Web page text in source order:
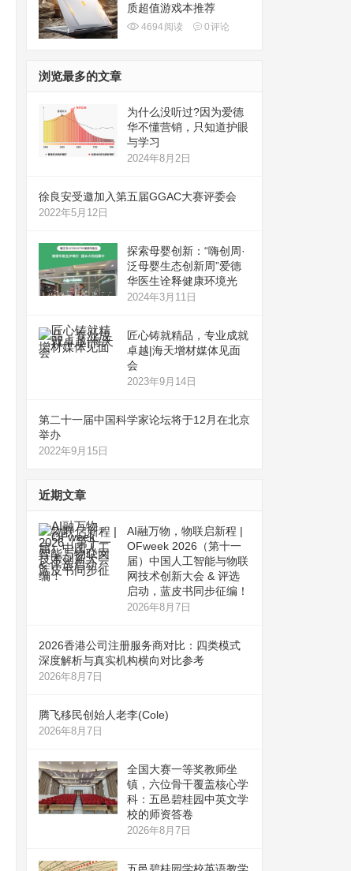
质超值游戏本推荐
4694 阅读 0评论
浏览最多的文章
为什么没听过?因为爱德
华不懂营销，只知道护眼
与学习
2024年8月2日
徐良安受邀加入第五届GGAC大赛评委会
2022年5月12日
探索母婴创新：“嗨创周·
泛母婴生态创新周”爱德
华医生诠释健康环境光
2024年3月11日
匠心铸就精品，专业成就
卓越|海天增材媒体见面
会
2023年9月14日
第二十一届中国科学家论坛将于12月在北京
举办
2022年9月15日
近期文章
AI融万物，物联启新程 |
OFweek 2026（第十一
届）中国人工智能与物联
网技术创新大会 & 评选
启动，蓝皮书同步征编！
2026年8月7日
2026香港公司注册服务商对比：四类模式
深度解析与真实机构横向对比参考
2026年8月7日
腾飞移民创始人老李(Cole)
2026年8月7日
全国大赛一等奖教师坐
镇，六位骨干覆盖核心学
科：五邑碧桂园中英文学
校的师资答卷
2026年8月7日